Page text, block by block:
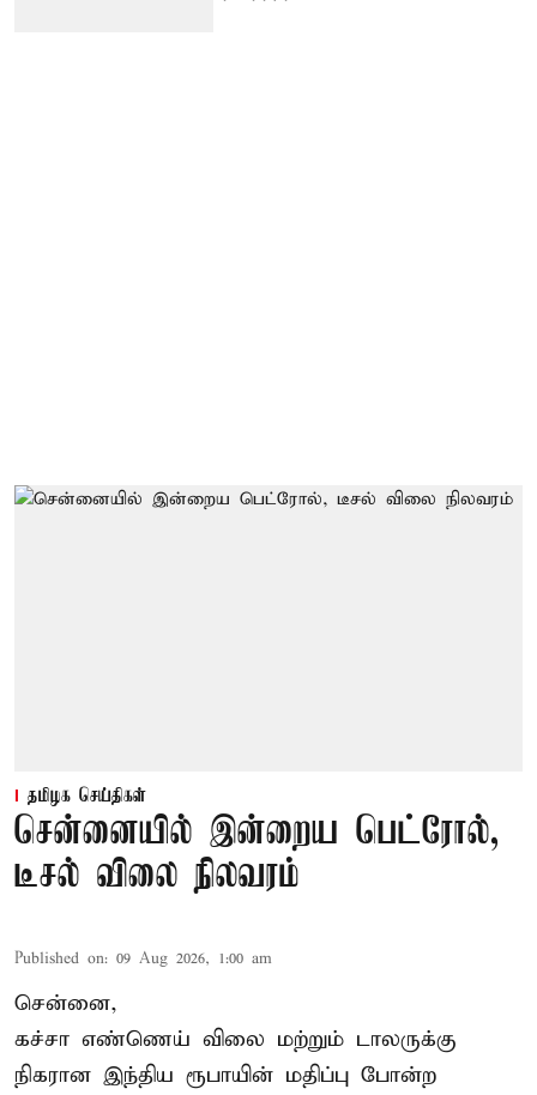
தமிழக செய்திகள்
சென்னையில் இன்றைய பெட்ரோல்,
டீசல் விலை நிலவரம்
Published on: 09 Aug 2026, 1:00 am
சென்னை,
கச்சா எண்ணெய் விலை மற்றும் டாலருக்கு
நிகரான இந்திய ரூபாயின் மதிப்பு போன்ற